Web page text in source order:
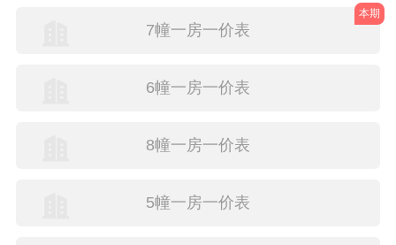
7幢一房一价表
本期
6幢一房一价表
8幢一房一价表
5幢一房一价表